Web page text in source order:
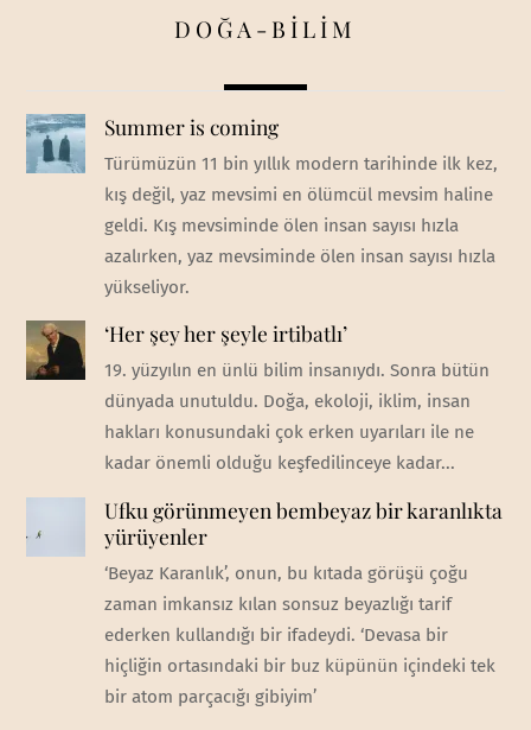
DOĞA-BİLİM
Summer is coming
Türümüzün 11 bin yıllık modern tarihinde ilk kez,
kış değil, yaz mevsimi en ölümcül mevsim haline
geldi. Kış mevsiminde ölen insan sayısı hızla
azalırken, yaz mevsiminde ölen insan sayısı hızla
yükseliyor.
‘Her şey her şeyle irtibatlı’
19. yüzyılın en ünlü bilim insanıydı. Sonra bütün
dünyada unutuldu. Doğa, ekoloji, iklim, insan
hakları konusundaki çok erken uyarıları ile ne
kadar önemli olduğu keşfedilinceye kadar...
Ufku görünmeyen bembeyaz bir karanlıkta
yürüyenler
‘Beyaz Karanlık’, onun, bu kıtada görüşü çoğu
zaman imkansız kılan sonsuz beyazlığı tarif
ederken kullandığı bir ifadeydi. ‘Devasa bir
hiçliğin ortasındaki bir buz küpünün içindeki tek
bir atom parçacığı gibiyim’